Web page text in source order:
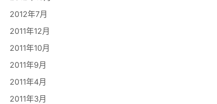
2012年7月
2011年12月
2011年10月
2011年9月
2011年4月
2011年3月